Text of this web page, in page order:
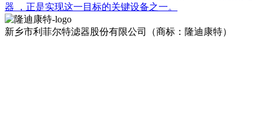
器 ，正是实现这一目标的关键设备之一。
新乡市利菲尔特滤器股份有限公司（商标：隆迪康特）